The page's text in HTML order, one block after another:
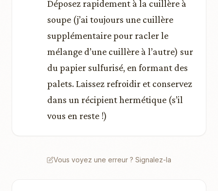
Déposez rapidement à la cuillère à
soupe (j’ai toujours une cuillère
supplémentaire pour racler le
mélange d’une cuillère à l’autre) sur
du papier sulfurisé, en formant des
palets. Laissez refroidir et conservez
dans un récipient hermétique (s’il
vous en reste !)
Vous voyez une erreur ? Signalez-la